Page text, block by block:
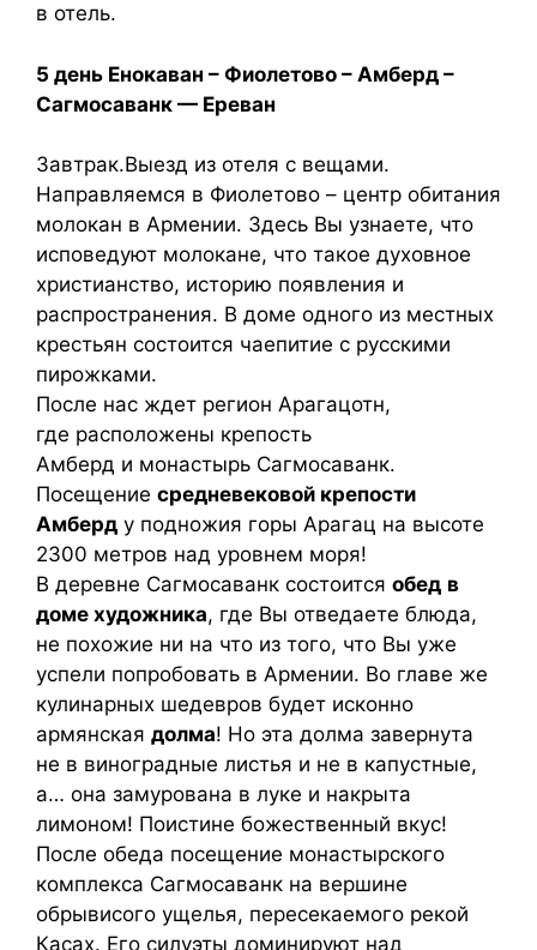
в отель.
5 день Енокаван – Фиолетово – Амберд –
Сагмосаванк — Ереван
Завтрак.Выезд из отеля с вещами.
Направляемся в Фиолетово – центр обитания
молокан в Армении. Здесь Вы узнаете, что
исповедуют молокане, что такое духовное
христианство, историю появления и
распространения. В доме одного из местных
крестьян состоится чаепитие с русскими
пирожками.
После нас ждет регион Арагацотн,
где расположены крепость
Амберд и монастырь Сагмосаванк.
Посещение средневековой крепости
Амберд у подножия горы Арагац на высоте
2300 метров над уровнем моря!
В деревне Сагмосаванк состоится обед в
доме художника, где Вы отведаете блюда,
не похожие ни на что из того, что Вы уже
успели попробовать в Армении. Во главе же
кулинарных шедевров будет исконно
армянская долма! Но эта долма завернута
не в виноградные листья и не в капустные,
а… она замурована в луке и накрыта
лимоном! Поистине божественный вкус!
После обеда посещение монастырского
комплекса Сагмосаванк на вершине
обрывисого ущелья, пересекаемого рекой
Касах. Его силуэты доминируют над